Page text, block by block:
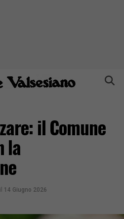
il Comune
la
il 14 Giugno 2026